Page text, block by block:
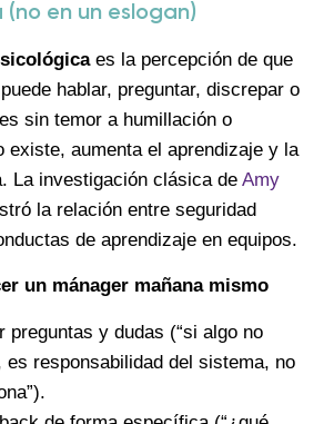
en un eslogan)
es la percepción de que
hablar, preguntar, discrepar o
sin temor a humillación o
existe, aumenta el aprendizaje y la
La investigación clásica de Amy
la relación entre seguridad
de aprendizaje en equipos.
un mánager mañana mismo
preguntas y dudas (“si algo no
es responsabilidad del sistema, no